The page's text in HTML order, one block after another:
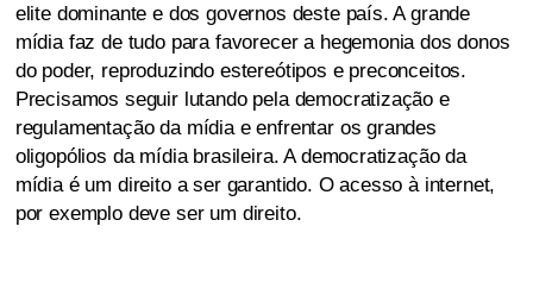
elite dominante e dos governos deste país. A grande
mídia faz de tudo para favorecer a hegemonia dos donos
do poder, reproduzindo estereótipos e preconceitos.
Precisamos seguir lutando pela democratização e
regulamentação da mídia e enfrentar os grandes
oligopólios da mídia brasileira. A democratização da
mídia é um direito a ser garantido. O acesso à internet,
por exemplo deve ser um direito.